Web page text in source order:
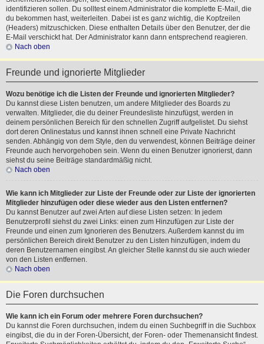
identifizieren sollen. Du solltest einem Administrator die komplette E-Mail, die
du bekommen hast, weiterleiten. Dabei ist es ganz wichtig, die Kopfzeilen
(Headers) mitzuschicken. Diese enthalten Details über den Benutzer, der die
E-Mail verschickt hat. Der Administrator kann dann entsprechend reagieren.
Nach oben
Freunde und ignorierte Mitglieder
Wozu benötige ich die Listen der Freunde und ignorierten Mitglieder?
Du kannst diese Listen benutzen, um andere Mitglieder des Boards zu
verwalten. Mitglieder, die du deiner Freundesliste hinzufügst, werden in
deinem persönlichen Bereich für den schnellen Zugriff aufgelistet. Du siehst
dort deren Onlinestatus und kannst ihnen schnell eine Private Nachricht
senden. Abhängig von dem Style, den du verwendest, können Beiträge deiner
Freunde auch hervorgehoben sein. Wenn du einen Benutzer ignorierst, dann
siehst du seine Beiträge standardmäßig nicht.
Nach oben
Wie kann ich Mitglieder zur Liste der Freunde oder zur Liste der ignorierten
Mitglieder hinzufügen oder diese wieder aus den Listen entfernen?
Du kannst Benutzer auf zwei Arten auf diese Listen setzen: In jedem
Benutzerprofil siehst du zwei Links: einen zum Hinzufügen zur Liste der
Freunde und einen zum Ignorieren des Benutzers. Außerdem kannst du im
persönlichen Bereich direkt Benutzer zu den Listen hinzufügen, indem du
deren Benutzernamen eingibst. An gleicher Stelle kannst du sie auch wieder
von den Listen entfernen.
Nach oben
Die Foren durchsuchen
Wie kann ich ein Forum oder mehrere Foren durchsuchen?
Du kannst die Foren durchsuchen, indem du einen Suchbegriff in die Suchbox
eingibst, die du in der Foren-Übersicht, der Foren- oder Themenansicht findest.